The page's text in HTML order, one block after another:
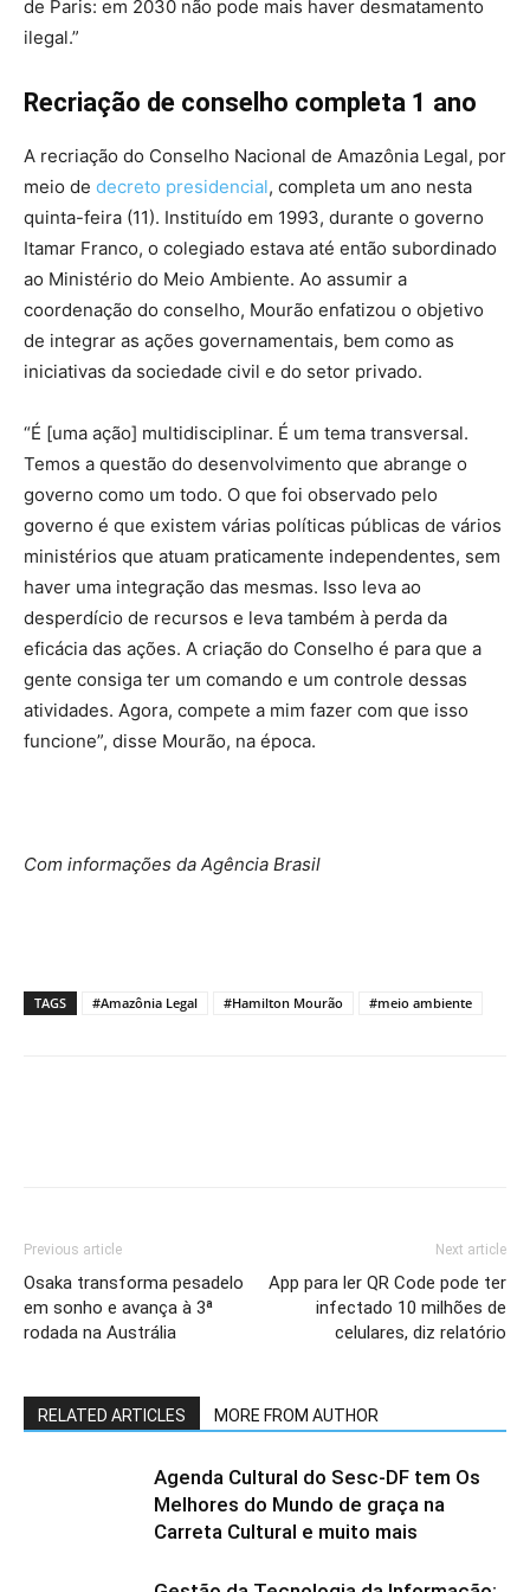
de Paris: em 2030 não pode mais haver desmatamento
ilegal.”
Recriação de conselho completa 1 ano
A recriação do Conselho Nacional de Amazônia Legal, por
meio de decreto presidencial, completa um ano nesta
quinta-feira (11). Instituído em 1993, durante o governo
Itamar Franco, o colegiado estava até então subordinado
ao Ministério do Meio Ambiente. Ao assumir a
coordenação do conselho, Mourão enfatizou o objetivo
de integrar as ações governamentais, bem como as
iniciativas da sociedade civil e do setor privado.
“É [uma ação] multidisciplinar. É um tema transversal.
Temos a questão do desenvolvimento que abrange o
governo como um todo. O que foi observado pelo
governo é que existem várias políticas públicas de vários
ministérios que atuam praticamente independentes, sem
haver uma integração das mesmas. Isso leva ao
desperdício de recursos e leva também à perda da
eficácia das ações. A criação do Conselho é para que a
gente consiga ter um comando e um controle dessas
atividades. Agora, compete a mim fazer com que isso
funcione”, disse Mourão, na época.
Com informações da Agência Brasil
TAGS #Amazônia Legal #Hamilton Mourão #meio ambiente
Previous article
Osaka transforma pesadelo
em sonho e avança à 3ª
rodada na Austrália
Next article
App para ler QR Code pode ter
infectado 10 milhões de
celulares, diz relatório
RELATED ARTICLES MORE FROM AUTHOR
Agenda Cultural do Sesc-DF tem Os
Melhores do Mundo de graça na
Carreta Cultural e muito mais